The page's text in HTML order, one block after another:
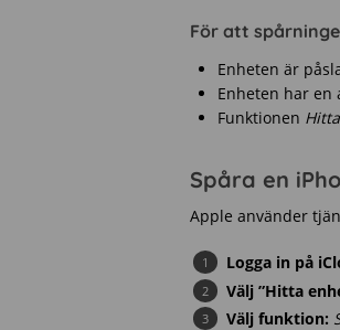
För att
Enheten är
Enheten har
Funktionen Hitta
Spåra en
Apple använder
Logga in på
Välj ”Hitta
Välj funktion: